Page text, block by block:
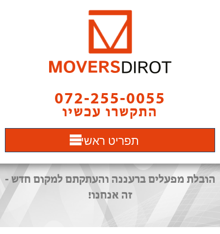
072-255-0055
התקשרו עכשיו
תפריט ראשי
הובלת מפעלים ברעננה והעתקתם למקום חדש -
זה אנחנו!